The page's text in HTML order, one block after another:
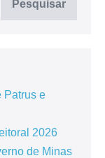
Pesquisar
Patrus e
2026
de Minas